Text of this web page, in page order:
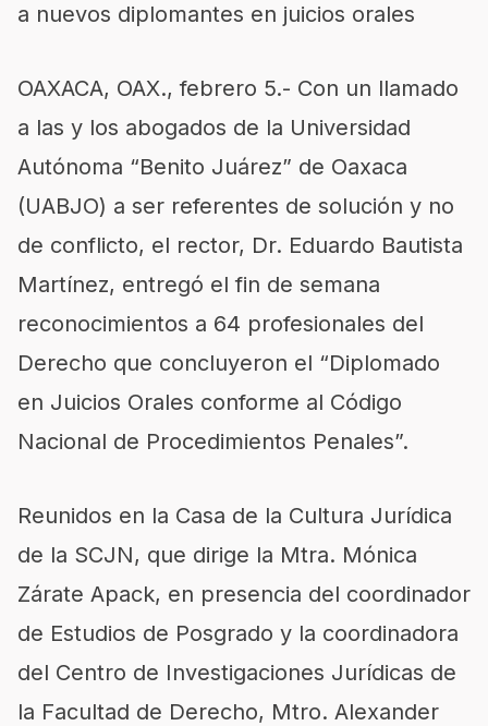
a nuevos diplomantes en juicios orales
OAXACA, OAX., febrero 5.- Con un llamado
a las y los abogados de la Universidad
Autónoma “Benito Juárez” de Oaxaca
(UABJO) a ser referentes de solución y no
de conflicto, el rector, Dr. Eduardo Bautista
Martínez, entregó el fin de semana
reconocimientos a 64 profesionales del
Derecho que concluyeron el “Diplomado
en Juicios Orales conforme al Código
Nacional de Procedimientos Penales”.
Reunidos en la Casa de la Cultura Jurídica
de la SCJN, que dirige la Mtra. Mónica
Zárate Apack, en presencia del coordinador
de Estudios de Posgrado y la coordinadora
del Centro de Investigaciones Jurídicas de
la Facultad de Derecho, Mtro. Alexander